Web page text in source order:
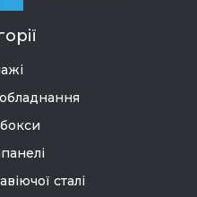
сталі